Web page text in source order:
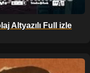
Altyazılı Full izle